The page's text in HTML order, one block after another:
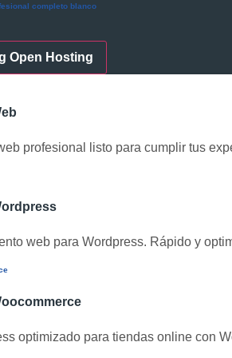
Open Hosting
profesional listo para cumplir tus
web para Wordpress. Rápido y
optimizado para tiendas online con